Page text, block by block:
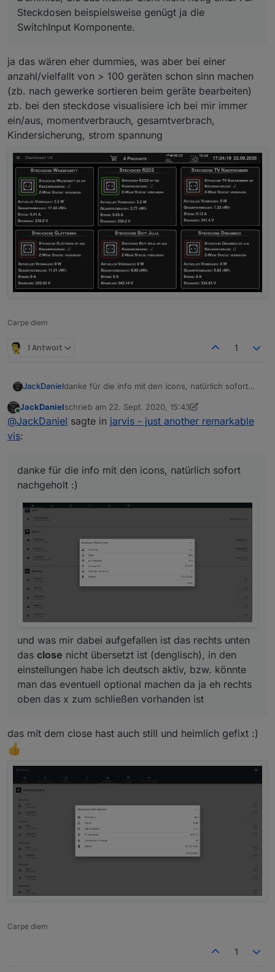
Steckdosen beispielsweise genügt ja die
SwitchInput Komponente.
ja das wären eher dummies, was aber bei einer
anzahl/vielfallt von > 100 geräten schon sinn machen
(zb. nach gewerke sortieren beim geräte bearbeiten)
zb. bei den steckdose visualisiere ich bei mir immer
ein/aus, momentverbrauch, gesamtverbrach,
Kindersicherung, strom spannung
Carpe diem
1 Antwort 1
JackDanieldanke für die info mit den icons, natürlich sofort
man das eventuell optional machen da ja eh rechts
oben das x zum schließen vorhanden ist
Online
JackDanielschrieb am 22. Sept. 2020, 15:43
zuletzt editiert von JackDaniel
@JackDaniel sagte in jarvis - just another remarkable
vis:
danke für die info mit den icons, natürlich sofort
nachgeholt :)
und was mir dabei aufgefallen ist das rechts unten
das close nicht übersetzt ist (denglisch), in den
einstellungen habe ich deutsch aktiv, bzw. könnte
man das eventuell optional machen da ja eh rechts
oben das x zum schließen vorhanden ist
das mit dem close hast auch still und heimlich gefixt :)
Carpe diem
1